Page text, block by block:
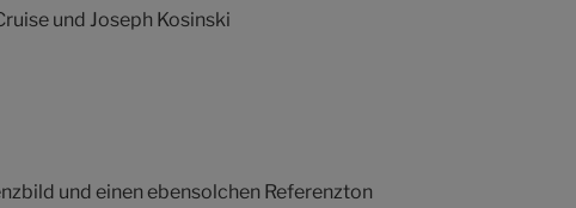
und Joseph Kosinski
und einen ebensolchen Referenzton